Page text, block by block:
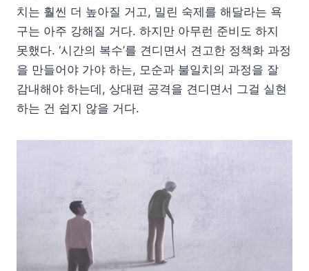
치는 훨씬 더 높아질 거고, 밀린 숙제를 해달라는 욕
구는 아주 강해질 거다. 하지만 아무런 준비도 하지
못했다. ‘시간의 복수’를 견디면서 견고한 정책화 과정
을 만들어야 가야 하는, 모순과 불일치의 과정을 잘
감내해야 하는데, 상대편 공격을 견디면서 그걸 실현
하는 건 쉽지 않을 거다.